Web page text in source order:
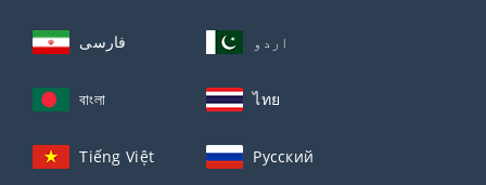
فارسی اردو
বাংলা ไทย
Tiếng Việt Русский